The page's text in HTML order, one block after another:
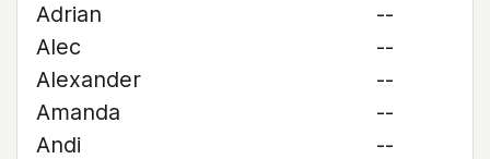
Adrian
--
Alec
--
Alexander
--
Amanda
--
Andi
--